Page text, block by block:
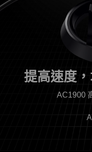
提高速度
AC1900